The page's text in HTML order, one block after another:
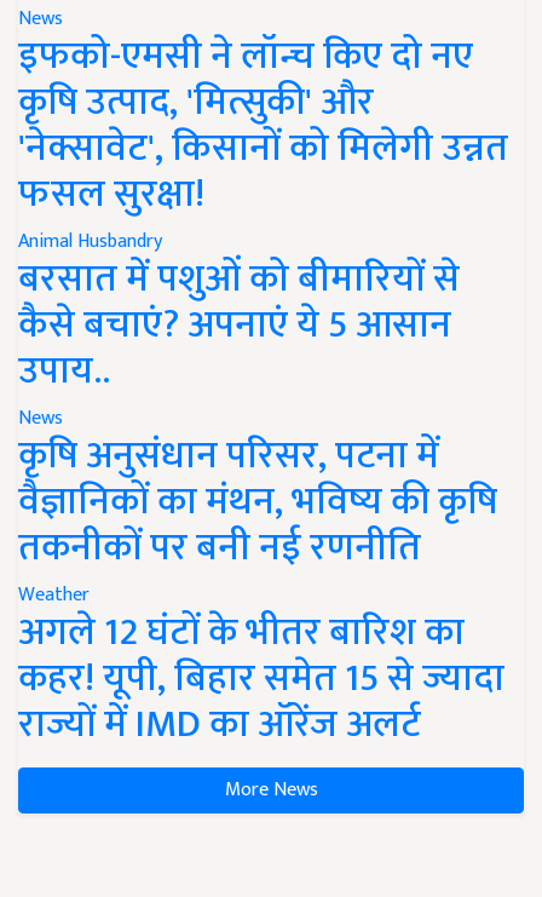
News
इफको-एमसी ने लॉन्च किए दो नए
कृषि उत्पाद, 'मित्सुकी' और
'नेक्सावेट', किसानों को मिलेगी उन्नत
फसल सुरक्षा!
Animal Husbandry
बरसात में पशुओं को बीमारियों से
कैसे बचाएं? अपनाएं ये 5 आसान
उपाय..
News
कृषि अनुसंधान परिसर, पटना में
वैज्ञानिकों का मंथन, भविष्य की कृषि
तकनीकों पर बनी नई रणनीति
Weather
अगले 12 घंटों के भीतर बारिश का
कहर! यूपी, बिहार समेत 15 से ज्यादा
राज्यों में IMD का ऑरेंज अलर्ट
More News